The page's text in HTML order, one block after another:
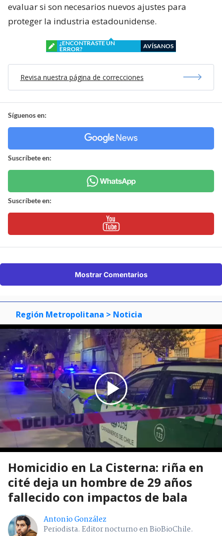
evaluar si son necesarios nuevos ajustes para
proteger la industria estadounidense.
¿ENCONTRASTE UN
ERROR?
AVÍSANOS
Revisa nuestra página de correcciones
Síguenos en:
Suscríbete en:
Suscríbete en:
Mostrar Comentarios
Región Metropolitana > Noticia
Homicidio en La Cisterna: riña en
cité deja un hombre de 29 años
fallecido con impactos de bala
Antonio González
Periodista. Editor nocturno en BioBioChile.